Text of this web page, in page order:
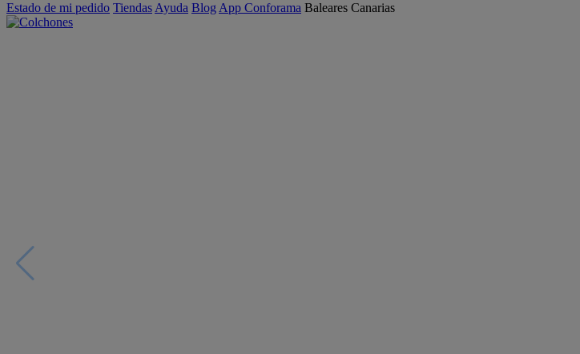
Estado de mi pedido Tiendas Ayuda Blog App Conforama Baleares Canarias